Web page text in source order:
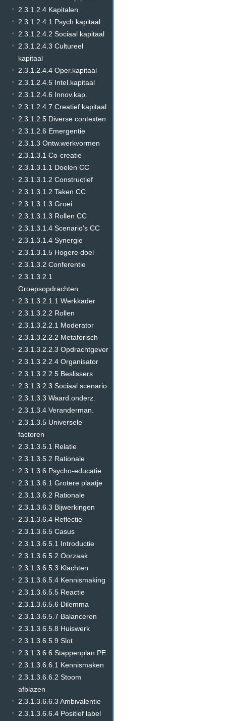
2.3.1.2.4 Kapitalen
2.3.1.2.4.1 Psych.kapitaal
2.3.1.2.4.2 Sociaal kapitaal
2.3.1.2.4.3 Cultureel
kapitaal
2.3.1.2.4.4 Oper.kapitaal
2.3.1.2.4.5 Intel.kapitaal
2.3.1.2.4.6 Innov.kap.
2.3.1.2.4.7 Creatief kapitaal
2.3.1.2.5 Diverse contexten
2.3.1.2.6 Emergentie
2.3.1.3 Ontw.werkvormen
2.3.1.3.1 Co-creatie
2.3.1.3.1.1 Doelen CC
2.3.1.3.1.2 Constructief
2.3.1.3.1.2 Taken CC
2.3.1.3.1.3 Groei
2.3.1.3.1.3 Rollen CC
2.3.1.3.1.4 Scenario's CC
2.3.1.3.1.4 Synergie
2.3.1.3.1.5 Hogere doel
2.3.1.3.2 Conferentie
2.3.1.3.2.1
Groepsopdrachten
2.3.1.3.2.1.1 Werkkader
2.3.1.3.2.2 Rollen
2.3.1.3.2.2.1 Moderator
2.3.1.3.2.2.2 Metaforisch
2.3.1.3.2.2.3 Opdrachtgever
2.3.1.3.2.2.4 Organisator
2.3.1.3.2.2.5 Beslissers
2.3.1.3.2.3 Sociaal scenario
2.3.1.3.3 Waard.onderz.
2.3.1.3.4 Veranderman.
2.3.1.3.5 Universele
factoren
2.3.1.3.5.1 Relatie
2.3.1.3.5.2 Rationale
2.3.1.3.6 Psycho-educatie
2.3.1.3.6.1 Grotere plaatje
2.3.1.3.6.2 Rationale
2.3.1.3.6.3 Bijwerkingen
2.3.1.3.6.4 Reflectie
2.3.1.3.6.5 Casus
2.3.1.3.6.5.1 Introductie
2.3.1.3.6.5.2 Oorzaak
2.3.1.3.6.5.3 Klachten
2.3.1.3.6.5.4 Kennismaking
2.3.1.3.6.5.5 Reactie
2.3.1.3.6.5.6 Dilemma
2.3.1.3.6.5.7 Balanceren
2.3.1.3.6.5.8 Huiswerk
2.3.1.3.6.5.9 Slot
2.3.1.3.6.6 Stappenplan PE
2.3.1.3.6.6.1 Kennismaken
2.3.1.3.6.6.2 Stoom
afblazen
2.3.1.3.6.6.3 Ambivalentie
2.3.1.3.6.6.4 Positief label